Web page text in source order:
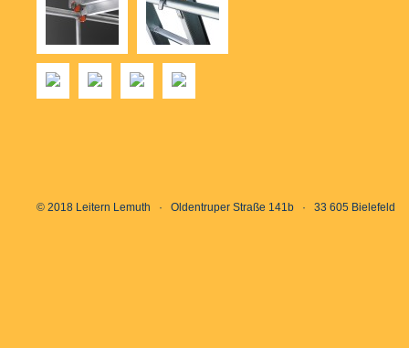
© 2018 Leitern Lemuth · Oldentruper Straße 141b · 33 605 Bielefeld